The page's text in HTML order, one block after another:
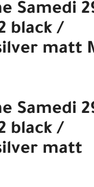
Samedi
black /
matt
Samedi
black /
matt